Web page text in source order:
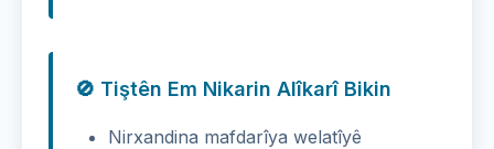
🚫 Tiştên Em Nikarin Alîkarî Bikin
Nirxandina mafdarîya welatîyê